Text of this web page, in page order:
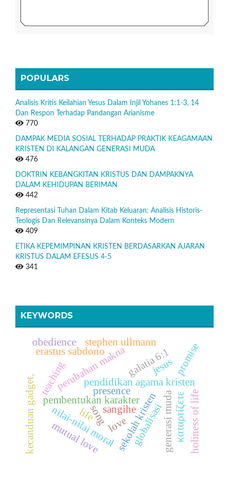
POPULARS
Analisis Kritis Keilahian Yesus Dalam Injil Yohanes 1:1-3, 14
Dan Respon Terhadap Pandangan Arianisme
770
DAMPAK MEDIA SOSIAL TERHADAP PRAKTIK KEAGAMAAN
KRISTEN DI KALANGAN GENERASI MUDA
476
DOKTRIN KEBANGKITAN KRISTUS DAN DAMPAKNYA
DALAM KEHIDUPAN BERIMAN
442
Representasi Tuhan Dalam Kitab Keluaran: Analisis Historis-
Teologis Dan Relevansinya Dalam Konteks Modern
409
ETIKA KEPEMIMPINAN KRISTEN BERDASARKAN AJARAN
KRISTUS DALAM EFESUS 4-5
341
KEYWORDS
pendidikan agama kristen
pembentukan karakter
sekolah kristen
nilai-nilai moral globalisasi
kecanduan gadget, generasi muda
perubahan makna
καταρτίζετε
galatia 6:1
stephen ullmann
presence
promise
songsangihe
jesus
erastus sabdono
love
life
teaching
mutual love holiness of life
obedience